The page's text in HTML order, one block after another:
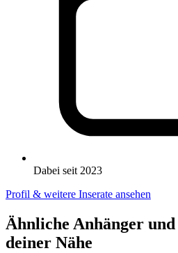
Dabei seit 2023
Profil & weitere Inserate ansehen
Ähnliche Anhänger
deiner Nähe